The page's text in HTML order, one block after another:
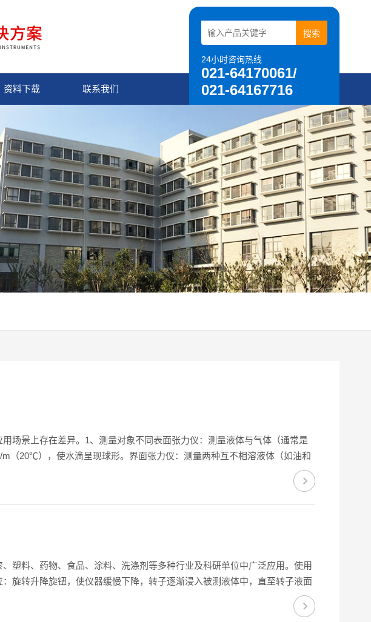
24小时咨询热线
021-64170061/
021-64167716
资料下载 联系我们
场景上存在差异。1、测量对象不同表面张力仪：测量液体与气体（通常是
（20℃），使水滴呈现球形。界面张力仪：测量两种互不相溶液体（如油和
50mN/m，而添加表面活性剂后可降至超低值（如10−3mN/m）。2、测...
塑料、药物、食品、涂料、洗涤剂等多种行业及科研单位中广泛应用。使用
旋转升降旋钮，使仪器缓慢下降，转子逐渐浸入被测液体中，直至转子液面
对准速度指示点，使转子在液体中旋转。一般等待20-30秒，待指针趋于稳